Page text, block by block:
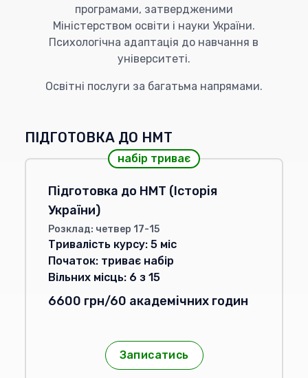
програмами, затвердженими
Міністерством освіти і науки України.
Психологічна адаптація до навчання в
університеті.
Освітні послуги за багатьма напрямами.
ПІДГОТОВКА ДО НМТ
набір триває
Підготовка до НМТ (Історія
України)
Розклад: четвер 17-15
Тривалість курсу: 5 міс
Початок: триває набір
Вільних місць: 6 з 15
6600 грн/60 академічних годин
Записатись